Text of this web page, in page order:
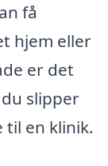
få
hjem eller
er det
slipper
en klinik.